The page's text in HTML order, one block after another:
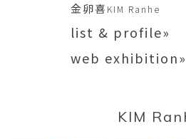
金卵喜 KIM Ranhe
list & profile»
web exhibition»
KIM